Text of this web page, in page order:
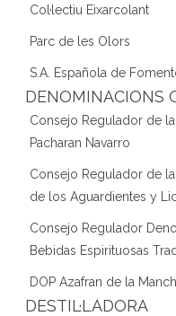
Col·lectiu Eixarcolant
Parc de les Olors
S.A. Española de
DENOMINACIONS
Consejo Regulador de
Pacharan Navarro
Consejo Regulador de
de los Aguardientes y
Consejo Regulador
Bebidas Espirituosas
DOP Azafran de la
DESTIL·LADORA